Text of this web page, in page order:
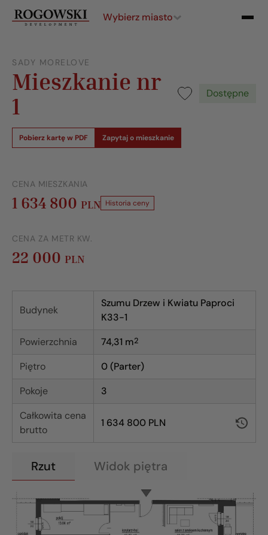
Wybierz miasto
SADY MORELOVE
Mieszkanie nr
1
Dostępne
Pobierz kartę w PDF Zapytaj o mieszkanie
CENA MIESZKANIA
1 634 800 PLN Historia ceny
CENA ZA METR KW.
22 000 PLN
Budynek
Szumu Drzew i Kwiatu Paproci
K33-1
Powierzchnia
74,31 m2
Piętro
0 (Parter)
Pokoje
3
Całkowita cena
brutto
1 634 800 PLN
Rzut Widok piętra